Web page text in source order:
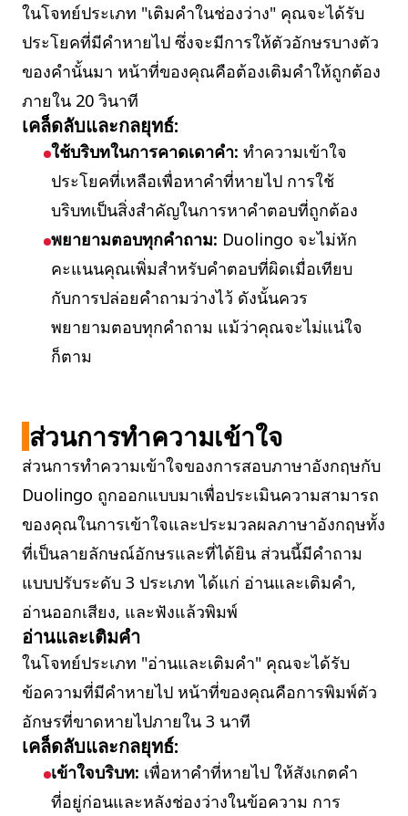
ในโจทย์ประเภท "เติมคำในช่องว่าง" คุณจะได้รับ
ประโยคที่มีคำหายไป ซึ่งจะมีการให้ตัวอักษรบางตัว
ของคำนั้นมา หน้าที่ของคุณคือต้องเติมคำให้ถูกต้อง
ภายใน 20 วินาที
เคล็ดลับและกลยุทธ์:
ใช้บริบทในการคาดเดาคำ: ทำความเข้าใจ
ประโยคที่เหลือเพื่อหาคำที่หายไป การใช้
บริบทเป็นสิ่งสำคัญในการหาคำตอบที่ถูกต้อง
พยายามตอบทุกคำถาม: Duolingo จะไม่หัก
คะแนนคุณเพิ่มสำหรับคำตอบที่ผิดเมื่อเทียบ
กับการปล่อยคำถามว่างไว้ ดังนั้นควร
พยายามตอบทุกคำถาม แม้ว่าคุณจะไม่แน่ใจ
ก็ตาม
ส่วนการทำความเข้าใจ
ส่วนการทำความเข้าใจของการสอบภาษาอังกฤษกับ
Duolingo ถูกออกแบบมาเพื่อประเมินความสามารถ
ของคุณในการเข้าใจและประมวลผลภาษาอังกฤษทั้ง
ที่เป็นลายลักษณ์อักษรและที่ได้ยิน ส่วนนี้มีคำถาม
แบบปรับระดับ 3 ประเภท ได้แก่ อ่านและเติมคำ,
อ่านออกเสียง, และฟังแล้วพิมพ์
อ่านและเติมคำ
ในโจทย์ประเภท "อ่านและเติมคำ" คุณจะได้รับ
ข้อความที่มีคำหายไป หน้าที่ของคุณคือการพิมพ์ตัว
อักษรที่ขาดหายไปภายใน 3 นาที
เคล็ดลับและกลยุทธ์:
เข้าใจบริบท: เพื่อหาคำที่หายไป ให้สังเกตคำ
ที่อยู่ก่อนและหลังช่องว่างในข้อความ การ